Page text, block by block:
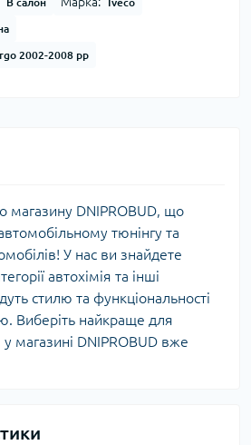
В салон Iveco
2002-2008 рр
магазину DNIPROBUD, що
тюнінгу та
У нас ви знайдете
автохімія та інші
стилю та функціональності
Виберіть найкраще для
магазині DNIPROBUD вже